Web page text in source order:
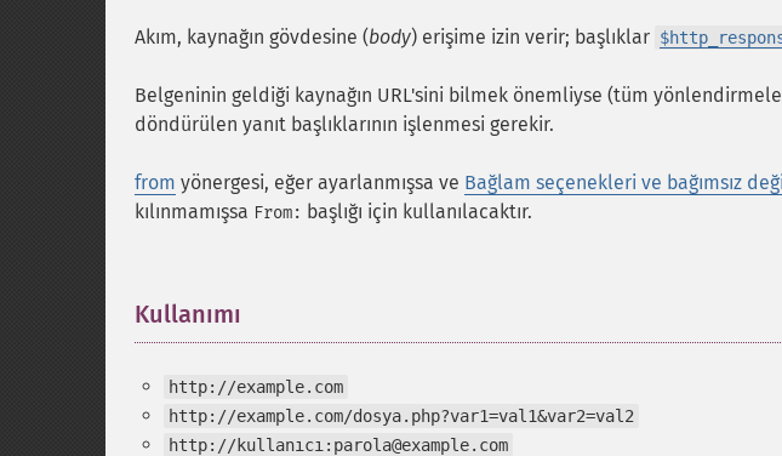
Akım, kaynağın gövdesine (body) erişime izin verir; başlıklar
Belgeninin geldiği kaynağın URL'sini bilmek önemliyse (tüm
döndürülen yanıt başlıklarının işlenmesi gerekir.
from yönergesi, eğer ayarlanmışsa ve Bağlam seçenekleri ve bağımsız
kılınmamışsa From: başlığı için kullanılacaktır.
Kullanımı
http://example.com
http://example.com/dosya.php?var1=val1&var2=val2
http://kullanıcı:parola@example.com